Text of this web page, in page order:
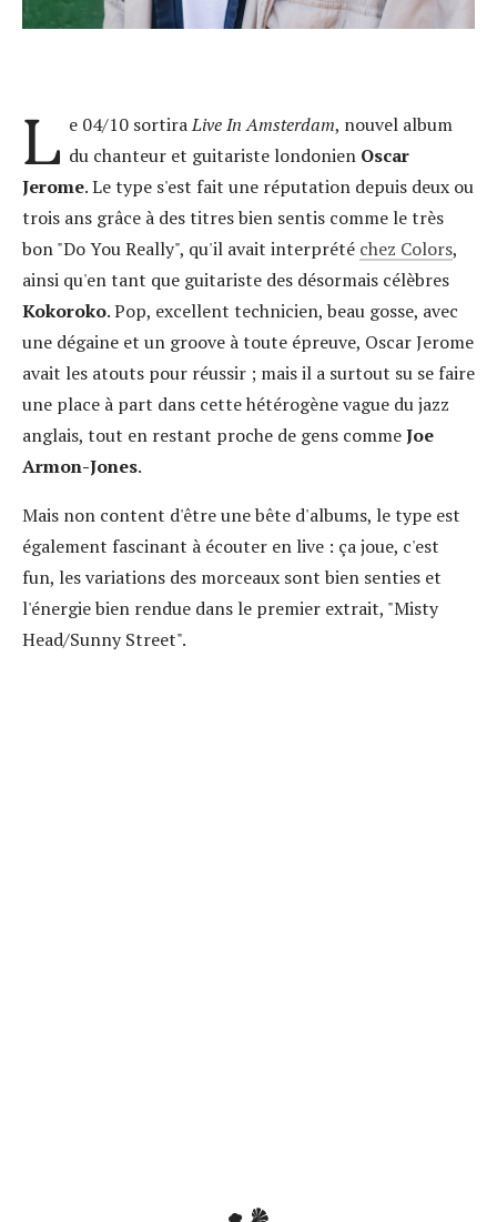
L e 04/10 sortiraLive In Amsterdam, nouvel album
du chanteur et guitariste londonien Oscar
Jerome. Le type s'est fait une réputation depuis deux ou
trois ans grâce à des titres bien sentis comme le très
bon "Do You Really", qu'il avait interprété chez Colors,
ainsi qu'en tant que guitariste des désormais célèbres
Kokoroko. Pop, excellent technicien, beau gosse, avec
une dégaine et un groove à toute épreuve, Oscar Jerome
avait les atouts pour réussir ; mais il a surtout su se faire
une place à part dans cette hétérogène vague du jazz
anglais, tout en restant proche de gens commeJoe
Armon-Jones.
Mais non content d'être une bête d'albums, le type est
également fascinant à écouter en live : ça joue, c'est
fun, les variations des morceaux sont bien senties et
l'énergie bien rendue dans le premier extrait, "Misty
Head/Sunny Street".